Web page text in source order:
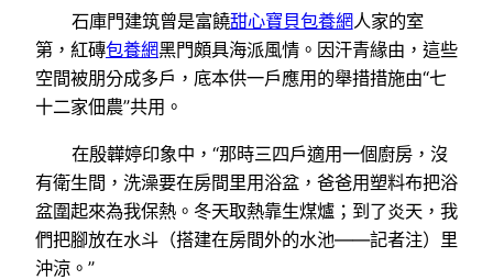
石庫門建筑曾是富饒甜心寶貝包養網人家的室
第，紅磚包養網黑門頗具海派風情。因汗青緣由，這些
空間被朋分成多戶，底本供一戶應用的舉措措施由“七
十二家佃農”共用。
在殷韡婷印象中，“那時三四戶適用一個廚房，沒
有衛生間，洗澡要在房間里用浴盆，爸爸用塑料布把浴
盆圍起來為我保熱。冬天取熱靠生煤爐；到了炎天，我
們把腳放在水斗（搭建在房間外的水池——記者注）里
沖涼。”